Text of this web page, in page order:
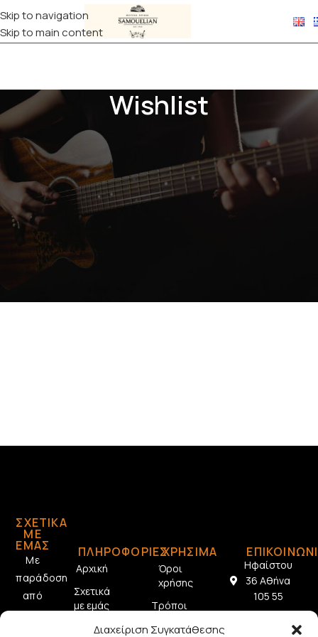
Διαχείριση Συγκατάθεσης
Skip to navigation
Skip to main content
Wishlist
This wishlist is empty.
Δεν έχετε ακόμη προϊόντα στη λίστα επιθυμιών. Θα βρείτε
πολλά ενδιαφέροντα προϊόντα στη σελίδα μας "Κατάστημα".
ΣΧΕΤΙΚΆ
ΜΕ
ΕΜΆΣ
Με
παράδοση
από
το
ΠΛΗΡΟΦΟΡΙΕΣ
Αρχική
Σχετικά
με εμάς
Επικοινωνία
ΧΡΗΣΙΜΑ
Όροι
χρήσης
Τρόποι
Ηφαίστου
36 Αθήνα
105 55